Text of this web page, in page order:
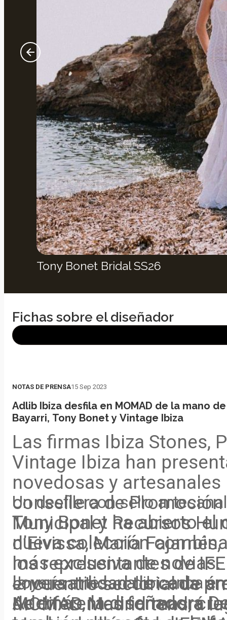
Tony Bonet Bridal SS26
Fichas sobre el diseñador
NOTAS DE PRENSA15 Sep 2023
Adlib Ibiza desfila en MOMAD de la mano
Bayarri, Tony Bonet y Vintage Ibiza
Las firmas Ibiza Stones,
Vintage Ibiza han
novedosas y
consellera de
Municipal y Recursos
d’Eivissa, María
los representantes de
encuentro sectorial de
MOMAD Madrid tendrá
Un desfile con sello artesanal
Tony Bonet ha abierto el
nueva colección
más exclusiva de
la versatilidad de cada
de diferentes formas,
Joyería artesanal ibicenca
Además, la diseñadora